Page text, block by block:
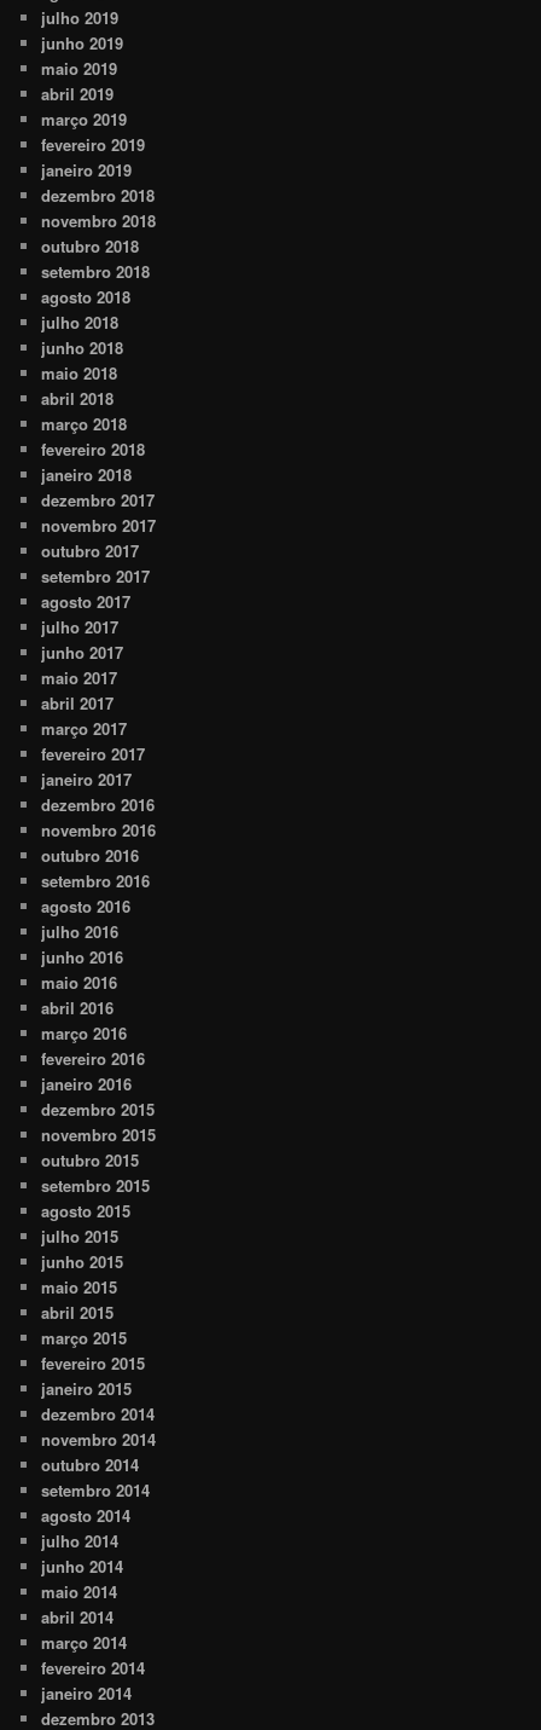
julho 2019
junho 2019
maio 2019
abril 2019
março 2019
fevereiro 2019
janeiro 2019
dezembro 2018
novembro 2018
outubro 2018
setembro 2018
agosto 2018
julho 2018
junho 2018
maio 2018
abril 2018
março 2018
fevereiro 2018
janeiro 2018
dezembro 2017
novembro 2017
outubro 2017
setembro 2017
agosto 2017
julho 2017
junho 2017
maio 2017
abril 2017
março 2017
fevereiro 2017
janeiro 2017
dezembro 2016
novembro 2016
outubro 2016
setembro 2016
agosto 2016
julho 2016
junho 2016
maio 2016
abril 2016
março 2016
fevereiro 2016
janeiro 2016
dezembro 2015
novembro 2015
outubro 2015
setembro 2015
agosto 2015
julho 2015
junho 2015
maio 2015
abril 2015
março 2015
fevereiro 2015
janeiro 2015
dezembro 2014
novembro 2014
outubro 2014
setembro 2014
agosto 2014
julho 2014
junho 2014
maio 2014
abril 2014
março 2014
fevereiro 2014
janeiro 2014
dezembro 2013